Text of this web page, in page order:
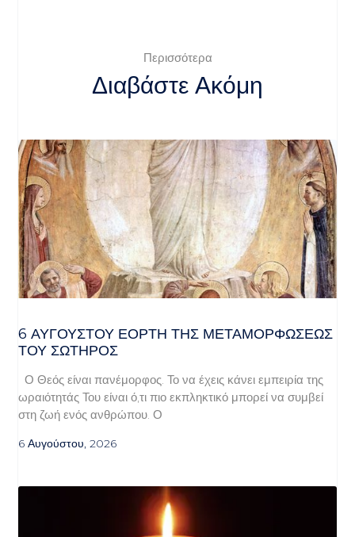
Περισσότερα
Διαβάστε Ακόμη
6 ΑΥΓΟΥΣΤΟΥ ΕΟΡΤΗ ΤΗΣ ΜΕΤΑΜΟΡΦΩΣΕΩΣ
ΤΟΥ ΣΩΤΗΡΟΣ
Ο Θεός είναι πανέμορφος. Το να έχεις κάνει εμπειρία της
ωραιότητάς Του είναι ό,τι πιο εκπληκτικό μπορεί να συμβεί
στη ζωή ενός ανθρώπου. Ο
6 Αυγούστου, 2026